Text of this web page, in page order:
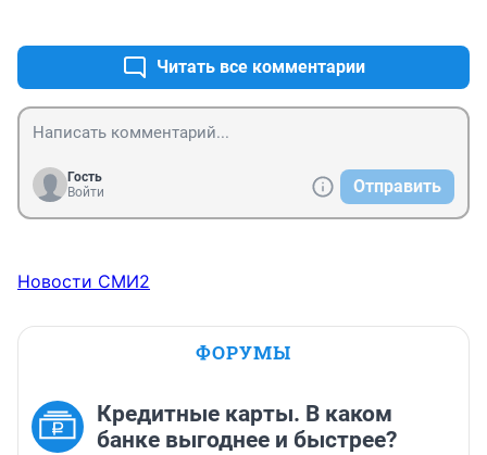
Читать все комментарии
Гость
Войти
Отправить
Новости СМИ2
ФОРУМЫ
Кредитные карты. В каком
банке выгоднее и быстрее?